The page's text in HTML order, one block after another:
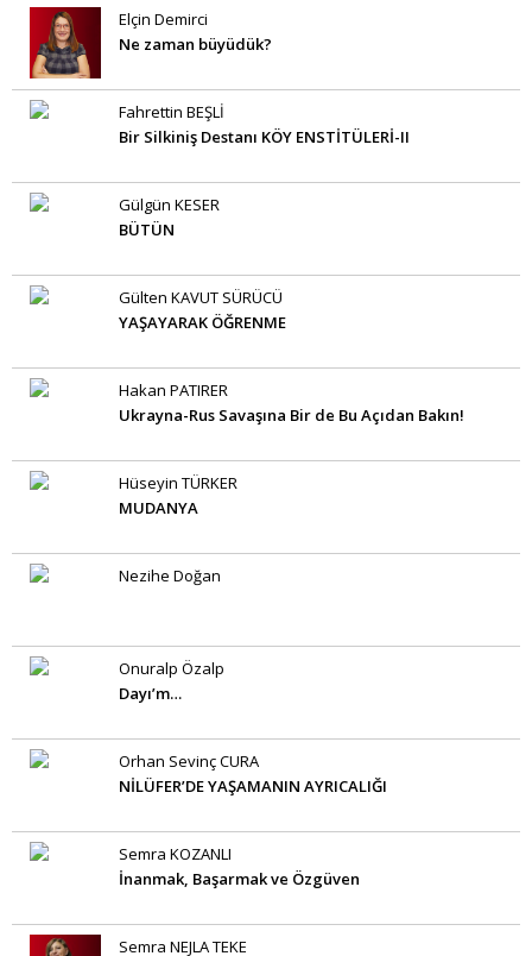
Elçin Demirci
Ne zaman büyüdük?
Fahrettin BEŞLİ
Bir Silkiniş Destanı KÖY ENSTİTÜLERİ-II
Gülgün KESER
BÜTÜN
Gülten KAVUT SÜRÜCÜ
YAŞAYARAK ÖĞRENME
Hakan PATIRER
Ukrayna-Rus Savaşına Bir de Bu Açıdan Bakın!
Hüseyin TÜRKER
MUDANYA
Nezihe Doğan
Onuralp Özalp
Dayı’m…
Orhan Sevinç CURA
NİLÜFER’DE YAŞAMANIN AYRICALIĞI
Semra KOZANLI
İnanmak, Başarmak ve Özgüven
Semra NEJLA TEKE